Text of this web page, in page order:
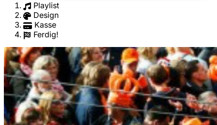
Playlist
Design
Kasse
Ferdig!